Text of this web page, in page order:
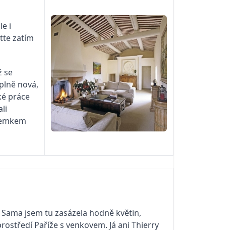
i
zatím
se
nová,
práce
jsem tu zasázela hodně květin,
Paříže s venkovem. Já ani Thierry